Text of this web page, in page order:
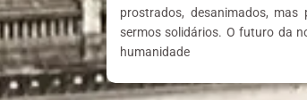
prostrados, desanimados, mas
sermos solidários. O futuro da
humanidade